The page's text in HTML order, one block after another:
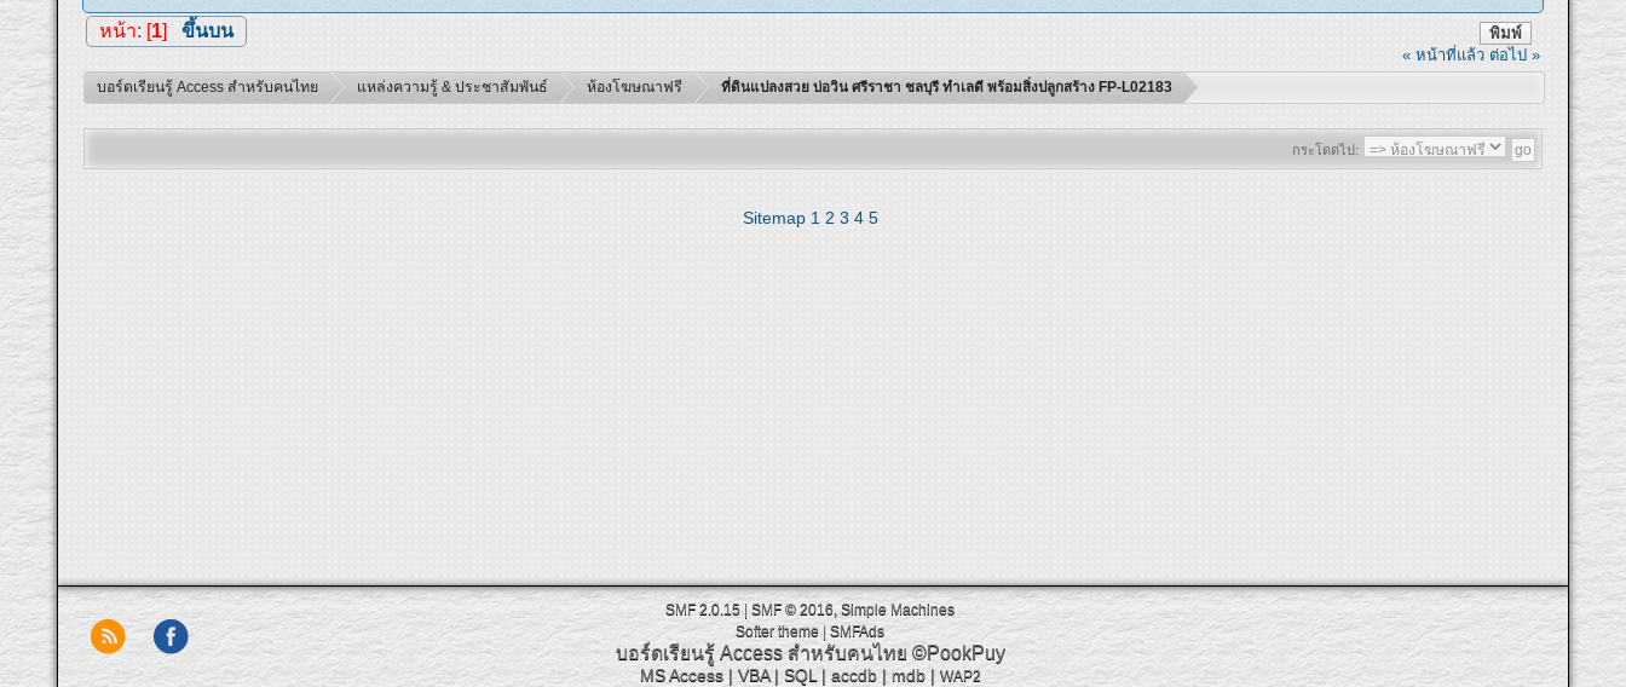
พิมพ์
หน้า: [1] ขึ้นบน
« หน้าที่แล้ว ต่อไป »
บอร์ดเรียนรู้ Access สำหรับคนไทย แหล่งความรู้ & ประชาสัมพันธ์ ห้องโฆษณาฟรี ที่ดินแปลงสวย บ่อวิน ศรีราชา ชลบุรี ทำเลดี พร้อมสิ่งปลูกสร้าง FP-L02183
กระโดดไป:
Sitemap 1 2 3 4 5
SMF 2.0.15 SMF © 2016 Simple Machines
Softer theme
SMFAds
บอร์ดเรียนรู้ Access สำหรับคนไทย ©PookPuy
MS Access| VBA| SQL | accdb| mdb| WAP2